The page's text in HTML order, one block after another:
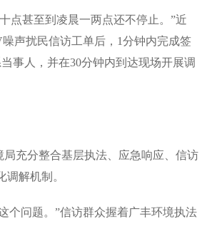
甚至到凌晨一两点还不停止。”近
声扰民信访工单后，1分钟内完成签
事人，并在30分钟内到达现场开展调
充分整合基层执法、应急响应、信访
解机制。
问题。”信访群众握着广丰环境执法